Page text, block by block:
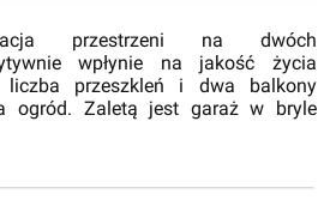
przestrzeni na dwóch
wpłynie na jakość życia
liczba przeszkleń i dwa balkony
ogród. Zaletą jest garaż w bryle